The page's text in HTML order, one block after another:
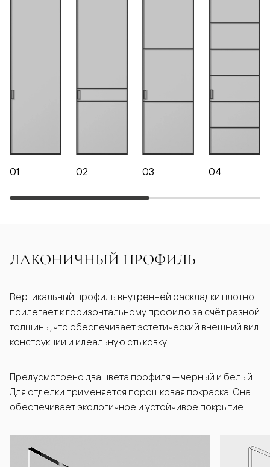
01 02 03 04
ЛАКОНИЧНЫЙ ПРОФИЛЬ
Вертикальный профиль внутренней раскладки плотно
прилегает к горизонтальному профилю за счёт разной
толщины, что обеспечивает эстетический внешний вид
конструкции и идеальную стыковку.
Предусмотрено два цвета профиля — черный и белый.
Для отделки применяется порошковая покраска. Она
обеспечивает экологичное и устойчивое покрытие.